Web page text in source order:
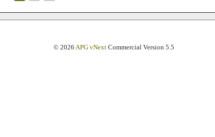
© 2026APG vNext Commercial Version 5.5